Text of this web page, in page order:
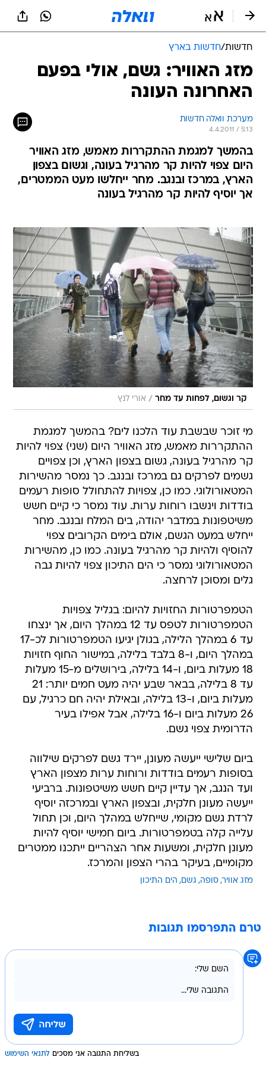
חדשות/חדשות בארץ
מזג האוויר: גשם, אולי בפעם
האחרונה העונה
מערכת וואלה חדשות
4.4.2011 / 5:13
בהמשך למגמת ההתקררות מאמש, מזג האוויר
היום צפוי להיות קר מהרגיל בעונה, וגשום בצפון
הארץ, במרכז ובנגב. מחר ייחלשו מעט הממטרים,
אך יוסיף להיות קר מהרגיל בעונה
קר וגשום, לפחות עד מחר / אורי לנץ
מי זוכר שבשבת עוד הלכנו לים? בהמשך למגמת
ההתקררות מאמש, מזג האוויר היום (שני) צפוי להיות
קר מהרגיל בעונה, גשום בצפון הארץ, וכן צפויים
גשמים לפרקים גם במרכז ובנגב. כך נמסר מהשירות
המטאורולוגי. כמו כן, צפויות להתחולל סופות רעמים
בודדות וינשבו רוחות ערות. עוד נמסר כי קיים חשש
משיטפונות במדבר יהודה, בים המלח ובנגב. מחר
ייחלש במעט הגשם, אולם בימים הקרובים צפוי
להוסיף ולהיות קר מהרגיל בעונה. כמו כן, מהשירות
המטאורולוגי נמסר כי הים התיכון צפוי להיות גבה
גלים ומסוכן לרחצה.
הטמפרטורות החזויות להיום: בגליל צפויות
הטמפרטורות לטפס עד 12 במהלך היום, אך ינצחו
עד 6 במהלך הלילה, בגולן יגיעו הטמפרטורות לכ-17
במהלך היום, ו-8 בלבד בלילה, במישור החוף חזויות
18 מעלות ביום, ו-14 בלילה, בירושלים מ-15 מעלות
עד 8 בלילה, בבאר שבע יהיה מעט חמים יותר: 21
מעלות ביום, ו-13 בלילה, ובאילת יהיה חם כרגיל, עם
26 מעלות ביום ו-16 בלילה, אבל אפילו בעיר
הדרומית צפוי גשם.
ביום שלישי ייעשה מעונן, יירד גשם לפרקים שילווה
בסופות רעמים בודדות ורוחות ערות מצפון הארץ
ועד הנגב, אך עדיין קיים חשש משיטפונות. ברביעי
ייעשה מעונן חלקית, ובצפון הארץ ובמרכזה יוסיף
לרדת גשם מקומי, שייחלש במהלך היום, וכן תחול
עלייה קלה בטמפרטורות. ביום חמישי יוסיף להיות
מעונן חלקית, ומשעות אחר הצהריים ייתכנו ממטרים
מקומיים, בעיקר בהרי הצפון והמרכז.
מזג אוויר סופה גשם הים התיכון
טרם התפרסמו תגובות
בשליחת התגובה אני מסכים לתנאי השימוש